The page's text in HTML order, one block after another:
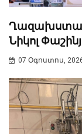
Նիկոլ
07 Օգոստոս,